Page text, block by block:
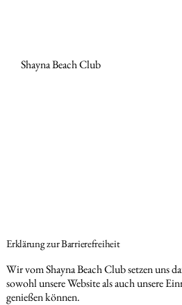
Shayna Beach Club
Erklärung zur Barrierefreiheit
Wir vom Shayna Beach Club setzen uns
sowohl unsere Website als auch unsere
genießen können.